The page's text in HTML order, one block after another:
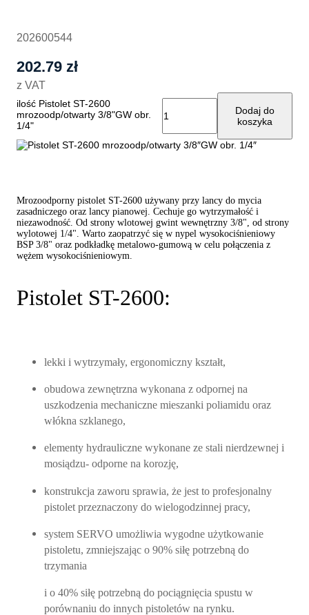
202600544
202.79 zł
z VAT
ilość Pistolet ST-2600
mrozoodp/otwarty 3/8"GW obr.
1/4"
Dodaj do
koszyka
Mrozoodporny pistolet ST-2600 używany przy lancy do mycia
zasadniczego oraz lancy pianowej. Cechuje go wytrzymałość i
niezawodność. Od strony wlotowej gwint wewnętrzny 3/8", od strony
wylotowej 1/4". Warto zaopatrzyć się w nypel wysokociśnieniowy
BSP 3/8" oraz podkładkę metalowo-gumową w celu połączenia z
wężem wysokociśnieniowym.
Pistolet ST-2600:
lekki i wytrzymały, ergonomiczny kształt,
obudowa zewnętrzna wykonana z odpornej na
uszkodzenia mechaniczne mieszanki poliamidu oraz
włókna szklanego,
elementy hydrauliczne wykonane ze stali nierdzewnej i
mosiądzu- odporne na korozję,
konstrukcja zaworu sprawia, że jest to profesjonalny
pistolet przeznaczony do wielogodzinnej pracy,
system SERVO umożliwia wygodne użytkowanie
pistoletu, zmniejszając o 90% siłę potrzebną do
trzymania
i o 40% siłę potrzebną do pociągnięcia spustu w
porównaniu do innych pistoletów na rynku.